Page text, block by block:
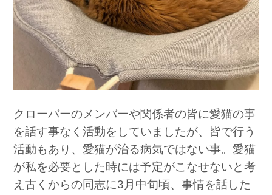
クローバーのメンバーや関係者の皆に愛猫の事
を話す事なく活動をしていましたが、皆で行う
活動もあり、愛猫が治る病気ではない事。愛猫
が私を必要とした時には予定がこなせないと考
え古くからの同志に3月中旬頃、事情を話した